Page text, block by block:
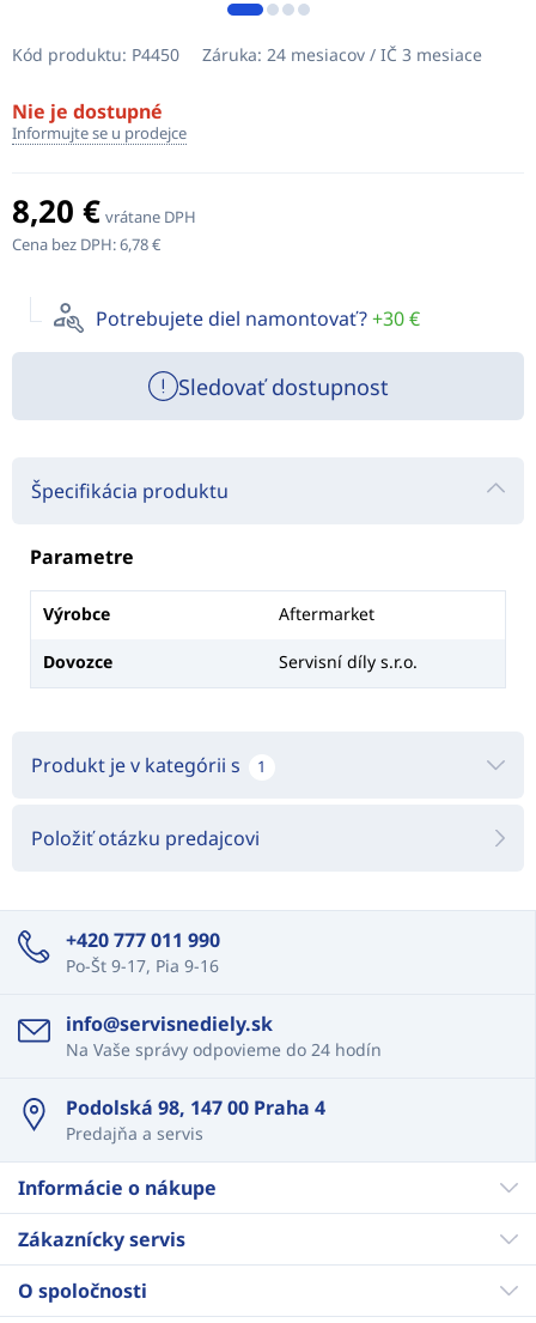
Kód produktu: P4450 Záruka: 24 mesiacov / IČ 3 mesiace
Nie je dostupné
Informujte se u prodejce
8,20 € vrátane DPH
Cena bez DPH:6,78 €
Potrebujete diel namontovať?+30 €
Sledovať dostupnost
Špecifikácia produktu
Parametre
Výrobce Aftermarket
Dovozce Servisní díly s.r.o.
Produkt je v kategórii s 1
Položiť otázku predajcovi
+420 777 011 990
Po-Št 9-17, Pia 9-16
info@servisnediely.sk
Na Vaše správy odpovieme do 24 hodín
Podolská 98, 147 00 Praha 4
Predajňa a servis
Informácie o nákupe
Zákaznícky servis
O spoločnosti